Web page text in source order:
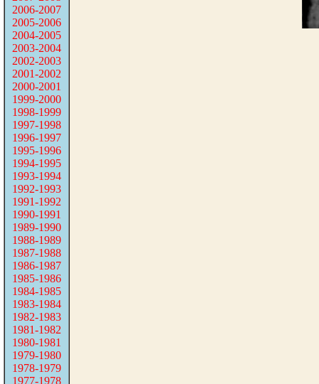
2006-2007
2005-2006
2004-2005
2003-2004
2002-2003
2001-2002
2000-2001
1999-2000
1998-1999
1997-1998
1996-1997
1995-1996
1994-1995
1993-1994
1992-1993
1991-1992
1990-1991
1989-1990
1988-1989
1987-1988
1986-1987
1985-1986
1984-1985
1983-1984
1982-1983
1981-1982
1980-1981
1979-1980
1978-1979
1977-1978